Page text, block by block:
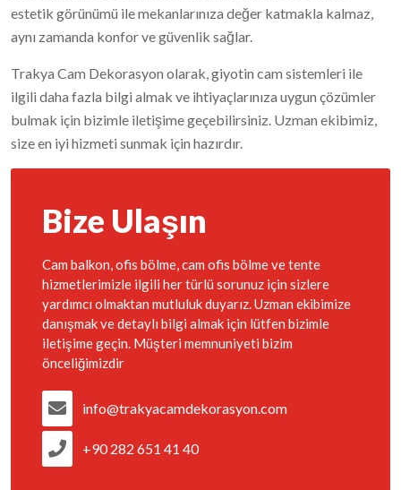
Bize Ulaşın
Cam balkon, ofis bölme, cam ofis bölme ve tente
hizmetlerimizle ilgili her türlü sorunuz için sizlere
yardımcı olmaktan mutluluk duyarız. Uzman ekibimize
danışmak ve detaylı bilgi almak için lütfen bizimle
iletişime geçin. Müşteri memnuniyeti bizim
önceliğimizdir
info@trakyacamdekorasyon.com
+90 282 651 41 40
estetik görünümü ile mekanlarınıza değer katmakla kalmaz,
aynı zamanda konfor ve güvenlik sağlar.
Trakya Cam Dekorasyon olarak, giyotin cam sistemleri ile
ilgili daha fazla bilgi almak ve ihtiyaçlarınıza uygun çözümler
bulmak için bizimle iletişime geçebilirsiniz. Uzman ekibimiz,
size en iyi hizmeti sunmak için hazırdır.